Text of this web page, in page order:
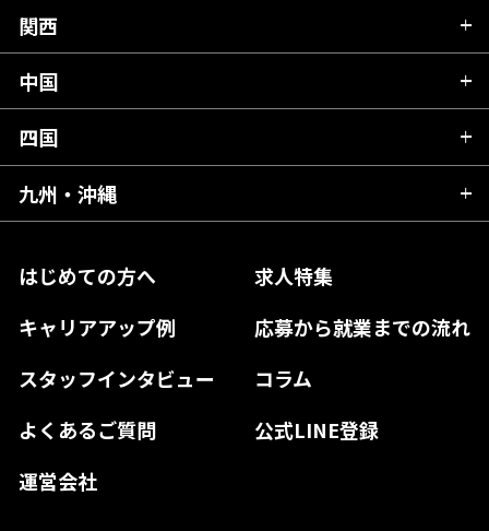
はじめての方へ
求人特集
キャリアアップ例
応募から就業までの流れ
スタッフインタビュー
コラム
よくあるご質問
公式LINE登録
運営会社
岩手県
宮城県
福島県
群馬県
千葉県
東京都
神奈川県
富山県
石川県
山梨県
長野県
岐阜県
静岡県
愛知県
関西
滋賀県
京都府
大阪府
奈良県
和歌山県
中国
広島県
岡山県
島根県
山口県
四国
愛媛県
高知県
徳島県
九州・沖縄
熊本県
宮崎県